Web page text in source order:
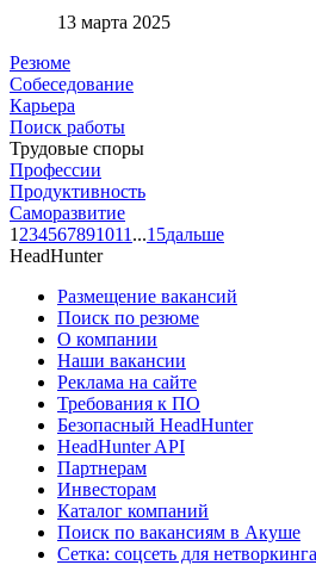
13 марта 2025
Резюме
Собеседование
Карьера
Поиск работы
Трудовые споры
Профессии
Продуктивность
Саморазвитие
1 234567891011 ...15дальше
HeadHunter
Размещение вакансий
Поиск по резюме
О компании
Наши вакансии
Реклама на сайте
Требования к ПО
Безопасный HeadHunter
HeadHunter API
Партнерам
Инвесторам
Каталог компаний
Поиск по вакансиям в Акуше
Сетка: соцсеть для нетворкинга